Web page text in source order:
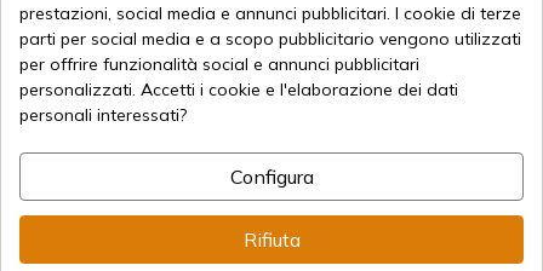
Spedizioni Internazionali
info@aceros-de-hispania.com
prestazioni, social media e annunci pubblicitari. I cookie di terze
parti per social media e a scopo pubblicitario vengono utilizzati
per offrire funzionalità social e annunci pubblicitari
personalizzati. Accetti i cookie e l'elaborazione dei dati
personali interessati?
Configura
Rifiuta